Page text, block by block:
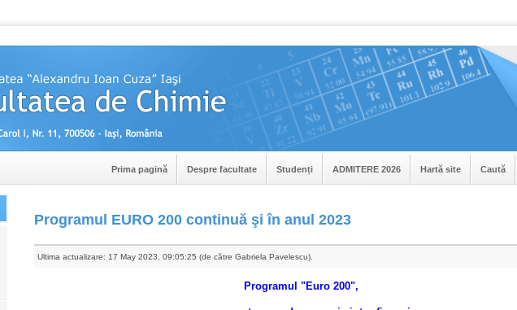
Prima pagină Despre facultate Studenți ADMITERE 2026 Hartă site Caută
Programul EURO 200 continuă şi în anul 2023
Ultima actualizare: 17 May 2023, 09:05:25 (de către Gabriela Pavelescu).
Programul "Euro 200",